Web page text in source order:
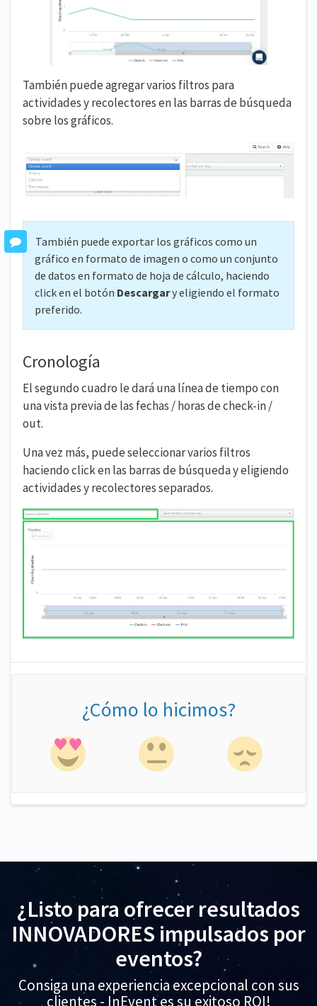
También puede agregar varios filtros para
actividades y recolectores en las barras de búsqueda
sobre los gráficos.
También puede exportar los gráficos como un
gráfico en formato de imagen o como un conjunto
de datos en formato de hoja de cálculo, haciendo
click en el botón Descargary eligiendo el formato
preferido.
Cronología
El segundo cuadro le dará una línea de tiempo con
una vista previa de las fechas / horas de check-in /
out.
Una vez más, puede seleccionar varios filtros
haciendo click en las barras de búsqueda y eligiendo
actividades y recolectores separados.
¿Cómo lo hicimos?
¿Listo para ofrecer resultados
INNOVADORES impulsados por
eventos?
Consiga una experiencia excepcional con sus
clientes - InEvent es su exitoso ROI!